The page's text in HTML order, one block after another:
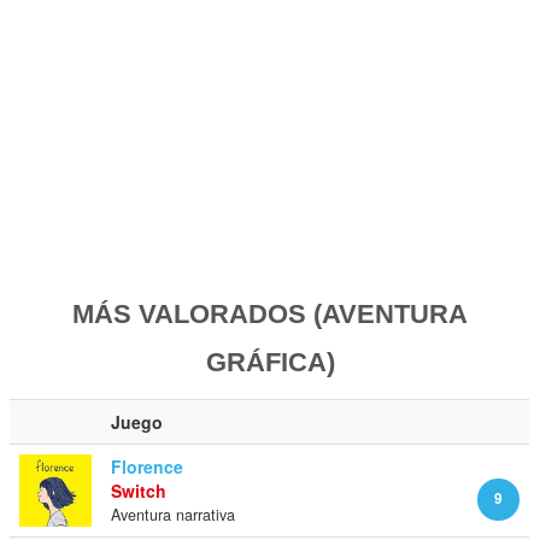
MÁS VALORADOS (AVENTURA
GRÁFICA)
Juego
Florence
9
Switch
Aventura narrativa